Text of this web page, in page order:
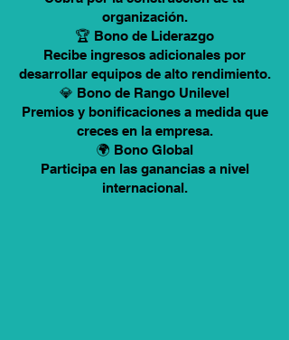
organización.
🏆 Bono de Liderazgo
Recibe ingresos adicionales por
desarrollar equipos de alto rendimiento.
💎 Bono de Rango Unilevel
Premios y bonificaciones a medida que
creces en la empresa.
🌍 Bono Global
Participa en las ganancias a nivel
internacional.